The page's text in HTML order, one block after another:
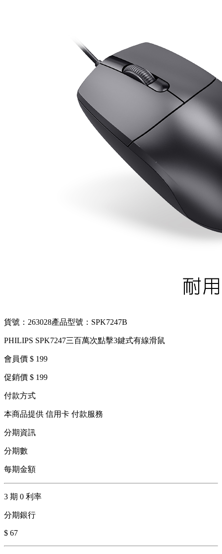
貨號：263028產品型號：SPK7247B
PHILIPS SPK7247三百萬次點擊3鍵式有線滑鼠
會員價 $ 199
促銷價 $ 199
付款方式
本商品提供 信用卡 付款服務
分期資訊
分期數
每期金額
3 期 0 利率
分期銀行
$ 67